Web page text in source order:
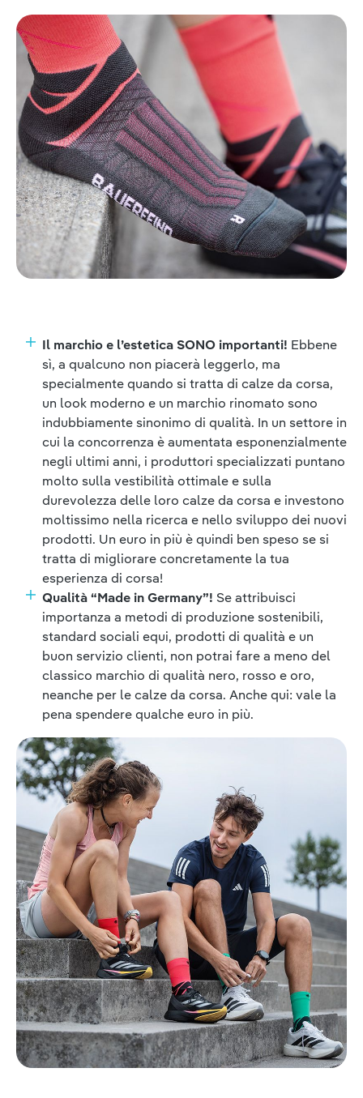
Il marchio e l’estetica SONO importanti! Ebbene
sì, a qualcuno non piacerà leggerlo, ma
specialmente quando si tratta di calze da corsa,
un look moderno e un marchio rinomato sono
indubbiamente sinonimo di qualità. In un settore in
cui la concorrenza è aumentata esponenzialmente
negli ultimi anni, i produttori specializzati puntano
molto sulla vestibilità ottimale e sulla
durevolezza delle loro calze da corsa e investono
moltissimo nella ricerca e nello sviluppo dei nuovi
prodotti. Un euro in più è quindi ben speso se si
tratta di migliorare concretamente la tua
esperienza di corsa!
Qualità “Made in Germany”! Se attribuisci
importanza a metodi di produzione sostenibili,
standard sociali equi, prodotti di qualità e un
buon servizio clienti, non potrai fare a meno del
classico marchio di qualità nero, rosso e oro,
neanche per le calze da corsa. Anche qui: vale la
pena spendere qualche euro in più.